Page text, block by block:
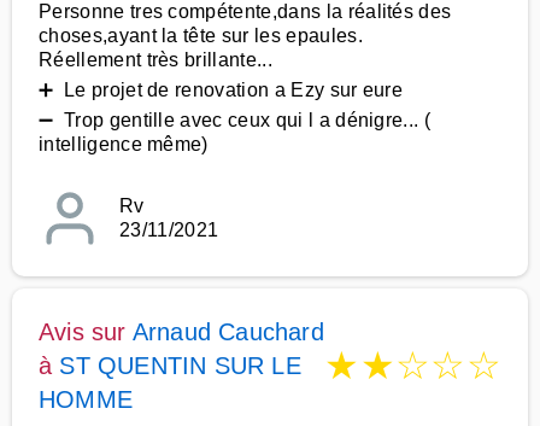
Personne tres compétente,dans la réalités des
choses,ayant la tête sur les epaules.
Réellement très brillante...
➕ Le projet de renovation a Ezy sur eure
➖ Trop gentille avec ceux qui l a dénigre... (
intelligence même)
Rv
23/11/2021
Avis sur Arnaud Cauchard
à ST QUENTIN SUR LE
HOMME
★★☆☆☆